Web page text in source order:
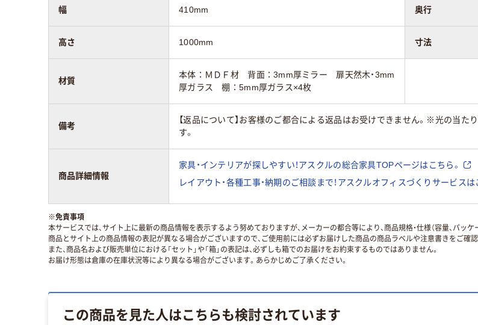
幅 410mm 奥行
高さ 1000mm 寸法
材質
本体：ＭＤＦ材 背面：3mm厚ミラー 扉天然木・3mm
厚ガラス 棚：5mm厚ガラス×4枚
備考
【返品について】お客様のご都合による返品はお受けできません。※光の当た
す。
商品詳細情報
家具・インテリアが探しやすい！アスクルの総合家具TOPページはこちら。
レイアウト・各種工事・納期のご相談まで！アスクルオフィスづくりサービスは
※免責事項
本サービスでは、サイト上に最新の商品情報を表示するよう努めておりますが、メーカーの都合等により、商品規格・仕様（容量、パッ
商品とサイト上の商品情報の表記が異なる場合がございますので、ご使用前には必ずお届けした商品の商品ラベルや注意書きをご確
また、商品名および販売単位における「セット」や「箱」の表記は、必ずしも箱でのお届けをお約束するものではありません。
お届け形態は倉庫の在庫状況等により異なる場合がございます。あらかじめご了承ください。
この商品を見た人はこちらも検討されています